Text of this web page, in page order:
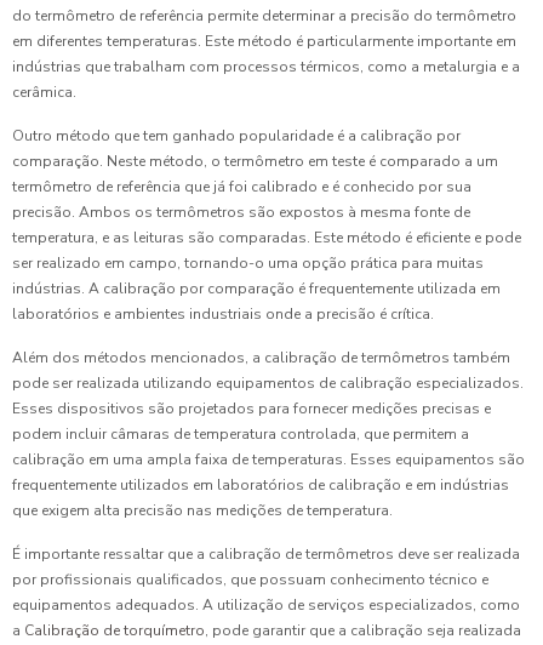
do termômetro de referência permite determinar a precisão do termômetro
em diferentes temperaturas. Este método é particularmente importante em
indústrias que trabalham com processos térmicos, como a metalurgia e a
cerâmica.
Outro método que tem ganhado popularidade é a calibração por
comparação. Neste método, o termômetro em teste é comparado a um
termômetro de referência que já foi calibrado e é conhecido por sua
precisão. Ambos os termômetros são expostos à mesma fonte de
temperatura, e as leituras são comparadas. Este método é eficiente e pode
ser realizado em campo, tornando-o uma opção prática para muitas
indústrias. A calibração por comparação é frequentemente utilizada em
laboratórios e ambientes industriais onde a precisão é crítica.
Além dos métodos mencionados, a calibração de termômetros também
pode ser realizada utilizando equipamentos de calibração especializados.
Esses dispositivos são projetados para fornecer medições precisas e
podem incluir câmaras de temperatura controlada, que permitem a
calibração em uma ampla faixa de temperaturas. Esses equipamentos são
frequentemente utilizados em laboratórios de calibração e em indústrias
que exigem alta precisão nas medições de temperatura.
É importante ressaltar que a calibração de termômetros deve ser realizada
por profissionais qualificados, que possuam conhecimento técnico e
equipamentos adequados. A utilização de serviços especializados, como
a Calibração de torquímetro, pode garantir que a calibração seja realizada